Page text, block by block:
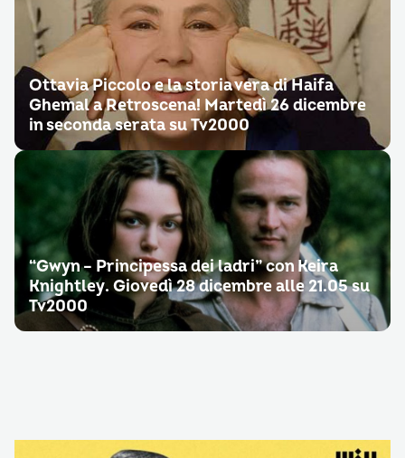
Ottavia Piccolo e la storia vera di Haifa
Ghemal a Retroscena! Martedì 26 dicembre
in seconda serata su Tv2000
“Gwyn – Principessa dei ladri” con Keira
Knightley. Giovedì 28 dicembre alle 21.05 su
Tv2000